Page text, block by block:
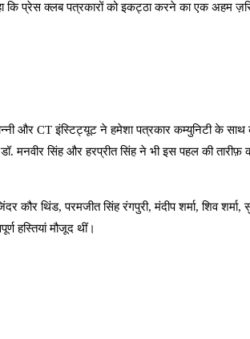
प्रेस क्लब पत्रकारों को इकट्ठा करने का एक अहम
और CT इंस्टिट्यूट ने हमेशा पत्रकार कम्युनिटी के
डॉ. मनवीर सिंह और हरप्रीत सिंह ने भी इस पहल की
कौर थिंड, परमजीत सिंह रंगपुरी, मंदीप शर्मा, शिव
हस्तियां मौजूद थीं।